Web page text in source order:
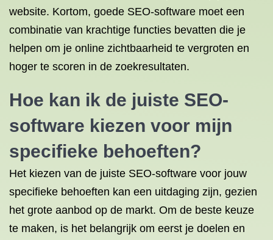
website. Kortom, goede SEO-software moet een
combinatie van krachtige functies bevatten die je
helpen om je online zichtbaarheid te vergroten en
hoger te scoren in de zoekresultaten.
Hoe kan ik de juiste SEO-
software kiezen voor mijn
specifieke behoeften?
Het kiezen van de juiste SEO-software voor jouw
specifieke behoeften kan een uitdaging zijn, gezien
het grote aanbod op de markt. Om de beste keuze
te maken, is het belangrijk om eerst je doelen en